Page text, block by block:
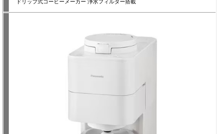
ドリップ式コーヒーメーカー 浄水フィルター搭載